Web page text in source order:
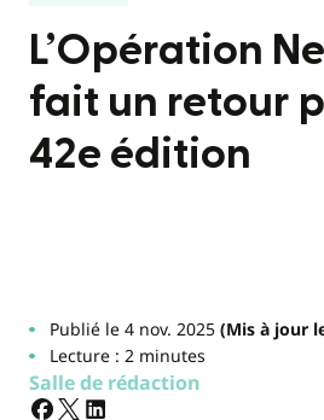
L’Opération
fait un retour
42e édition
Publié le 4 nov. 2025(Mis à jour
Lecture : 2 minutes
Salle de rédaction